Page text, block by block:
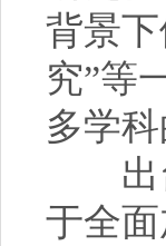
背景
究”等
多学科
出台
于全